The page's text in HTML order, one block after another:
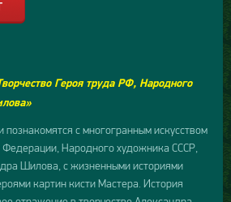
Героя труда РФ, Народного
познакомятся с многогранным искусством
Федерации, Народного художника СССР,
Шилова, с жизненными историями
картин кисти Мастера. История